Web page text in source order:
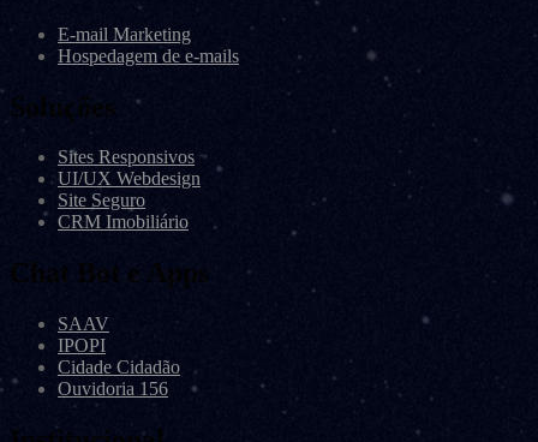
E-mail Marketing
Hospedagem de e-mails
Soluções
Sites Responsivos
UI/UX Webdesign
Site Seguro
CRM Imobiliário
Chat Bot e Apps
SAAV
IPOPI
Cidade Cidadão
Ouvidoria 156